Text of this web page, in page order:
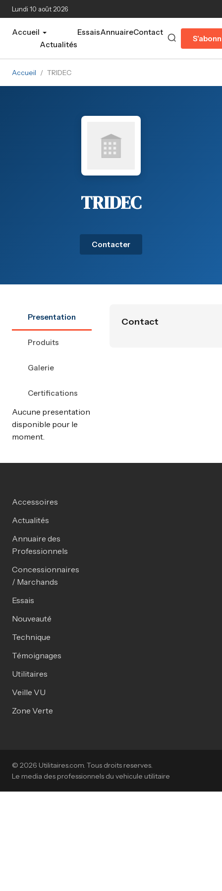
Aller au contenu principal
Lundi 10 août 2026
Accueil
Actualités
EssaisAnnuaireContact
Accueil / TRIDEC
TRIDEC
Contacter
Presentation
Produits
Galerie
Certifications
Aucune presentation
disponible pour le
moment.
Contact
Accessoires
Actualités
Annuaire des
Professionnels
Concessionnaires
/ Marchands
Essais
Nouveauté
Technique
Témoignages
Utilitaires
Veille VU
Zone Verte
© 2026 Utilitaires.com. Tous droits reserves.
Le media des professionnels du vehicule utilitaire